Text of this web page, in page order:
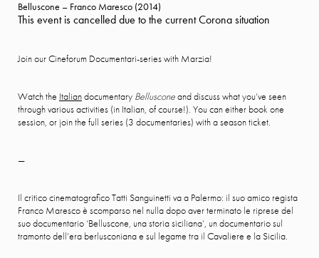
Belluscone – Franco Maresco (2014)
This event is cancelled due to the current Corona situation
Join our Cineforum Documentari-series with Marzia!
Watch the Italiandocumentary Bellusconeand discuss what you’ve seen
through various activities (in Italian, of course!). You can either book one
session, or join the full series (3 documentaries) with a season ticket.
—
Il critico cinematografico Tatti Sanguinetti va a Palermo: il suo amico regista
Franco Maresco è scomparso nel nulla dopo aver terminato le riprese del
suo documentario ‘Belluscone, una storia siciliana’, un documentario sul
tramonto dell’era berlusconiana e sul legame tra il Cavaliere e la Sicilia.